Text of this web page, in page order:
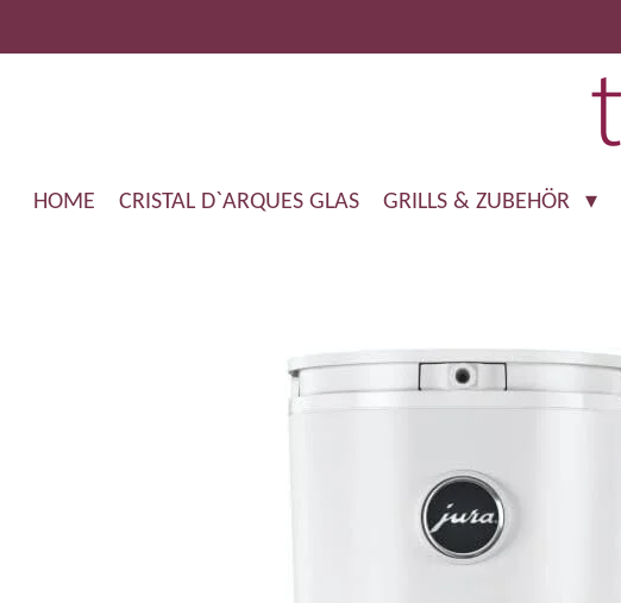
Hauptinhalt
HOME CRISTAL D`ARQUES GLAS GRILLS & ZUBEHÖR